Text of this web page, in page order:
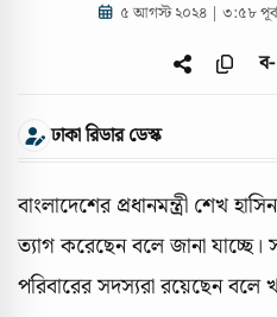
৫ আগস্ট ২০২৪ | ৩:৫৮
ব-
ঢাকা রিডার ডেস্ক
বাংলাদেশের প্রধানমন্ত্রী শেখ
ত্যাগ করেছেন বলে জানা
পরিবারের সদস্যরা রয়েছেন বলে